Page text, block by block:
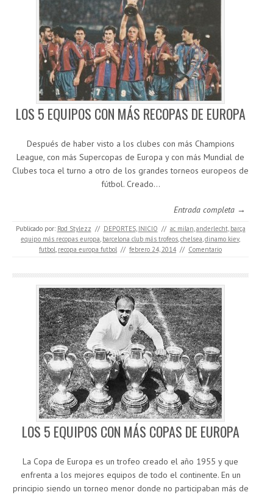
LOS 5 EQUIPOS CON MÁS RECOPAS DE EUROPA
Después de haber visto a los clubes con más Champions
League, con más Supercopas de Europa y con más Mundial de
Clubes toca el turno a otro de los grandes torneos europeos de
fútbol. Creado…
Entrada completa →
Publicado por: Rod Stylezz // DEPORTES, INICIO // ac milan,anderlecht, barça
equipo más recopas europa, barcelona club más trofeos,chelsea,dinamo kiev,
futbol, recopa europa futbol // febrero 24, 2014 // Comentario
LOS 5 EQUIPOS CON MÁS COPAS DE EUROPA
La Copa de Europa es un trofeo creado el año 1955 y que
enfrenta a los mejores equipos de todo el continente. En un
principio siendo un torneo menor donde no participaban más de